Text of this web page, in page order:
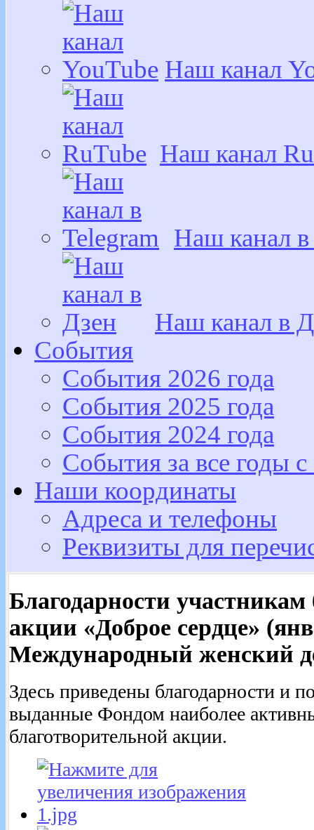
Наш канал
Наш канал
Наш канал в
Наш канал в
События
События 2026 года
События 2025 года
События 2024 года
События за все годы
Наши координаты
Адреса и телефоны
Реквизиты для
Благодарности участникам
акции «Доброе сердце»
Международный женский
Здесь приведены благодарности и
выданные Фондом наиболее
благотворительной акции.